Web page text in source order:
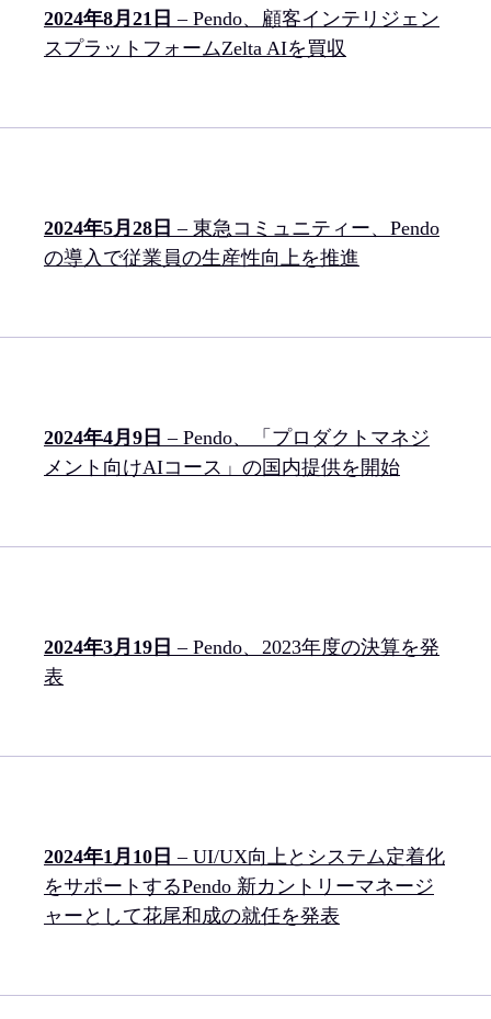
2024年8月21日 – Pendo、顧客インテリジェン
スプラットフォームZelta AIを買収
2024年5月28日 – 東急コミュニティー、Pendo
の導入で従業員の生産性向上を推進
2024年4月9日 – Pendo、「プロダクトマネジ
メント向けAIコース」の国内提供を開始
2024年3月19日 – Pendo、2023年度の決算を発
表
2024年1月10日 – UI/UX向上とシステム定着化
をサポートするPendo 新カントリーマネージ
ャーとして花尾和成の就任を発表